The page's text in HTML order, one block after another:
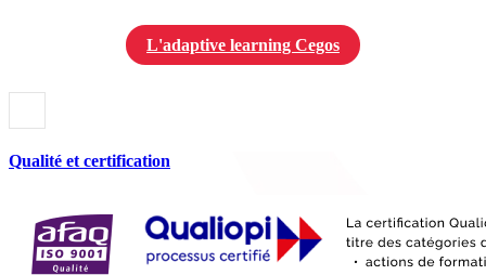
L'adaptive learning Cegos
Qualité et certification